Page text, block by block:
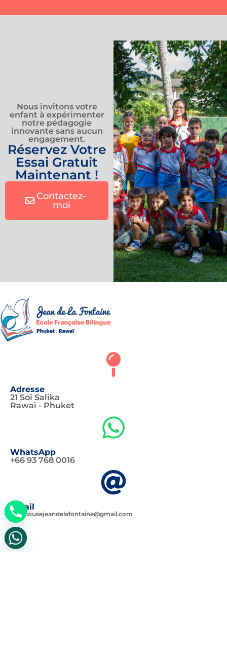
Nous invitons votre
enfant à expérimenter
notre pédagogie
innovante sans aucun
engagement.​
Réservez Votre
Essai Gratuit
Maintenant !​
Contactez-
moi
Adresse
21 Soi Salika
Rawaï - Phuket
WhatsApp
+66 93 768 0016
Email
lighthousejeandelafontaine@gmail.com